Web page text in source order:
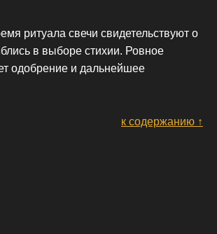
ритуала свечи свидетельствуют о
в выборе стихии. Ровное
одобрение и дальнейшее
к содержанию ↑